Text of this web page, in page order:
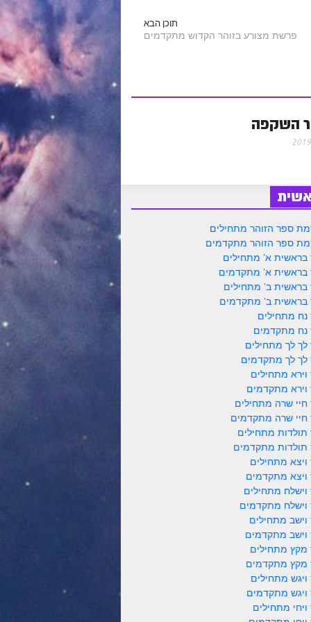
תוכן הבא
פרשת מצורע בזוהר הקדוש מתקדמים
השקפה
ספר הזוהר מתחילים
ספר הזוהר מתקדמים
בראשית א' מתחילים
בראשית א' מתקדמים
בראשית ב' מתחילים
בראשית ב' מתקדמים
נח מתחילים
נח מתקדמים
לך לך מתחילים
לך לך מתקדמים
וירא מתחילים
וירא מתקדמים
חיי שרה מתחילים
חיי שרה מתקדמים
תולדות מתחילים
תולדות מתקדמים
ויצא מתחילים
ויצא מתקדמים
וישלח מתחילים
וישלח מתקדמים
וישב מתחילים
וישב מתקדמים
מקץ מתחילים
מקץ מתקדמים
ויגש מתחילים
ויגש מתקדמים
ויחי מתחילים